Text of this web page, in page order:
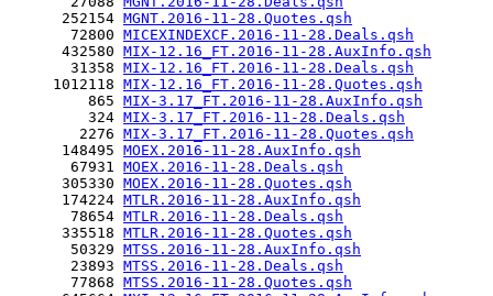
      252154
MGNT.2016-11-28.Quotes.qsh
       72800
MICEXINDEXCF.2016-11-28.Deals.qsh
      432580
MIX-12.16_FT.2016-11-28.AuxInfo.qsh
       31358
MIX-12.16_FT.2016-11-28.Deals.qsh
     1012118
MIX-12.16_FT.2016-11-28.Quotes.qsh
         865
MIX-3.17_FT.2016-11-28.AuxInfo.qsh
         324
MIX-3.17_FT.2016-11-28.Deals.qsh
        2276
MIX-3.17_FT.2016-11-28.Quotes.qsh
      148495
MOEX.2016-11-28.AuxInfo.qsh
       67931
MOEX.2016-11-28.Deals.qsh
      305330
MOEX.2016-11-28.Quotes.qsh
      174224
MTLR.2016-11-28.AuxInfo.qsh
       78654
MTLR.2016-11-28.Deals.qsh
      335518
MTLR.2016-11-28.Quotes.qsh
       50329
MTSS.2016-11-28.AuxInfo.qsh
       23893
MTSS.2016-11-28.Deals.qsh
       77868
MTSS.2016-11-28.Quotes.qsh